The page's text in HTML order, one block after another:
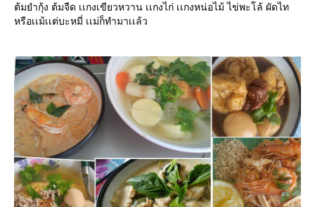
ต้มยำกุ้ง ต้มจืด เเกงเขียวหวาน เเกงไก่ เเกงหน่อไม้ ไข่พะโล้ ผัดไท
หรือเเม้เเต่บะหมี่ เเม่ก็ทำมาเเล้ว